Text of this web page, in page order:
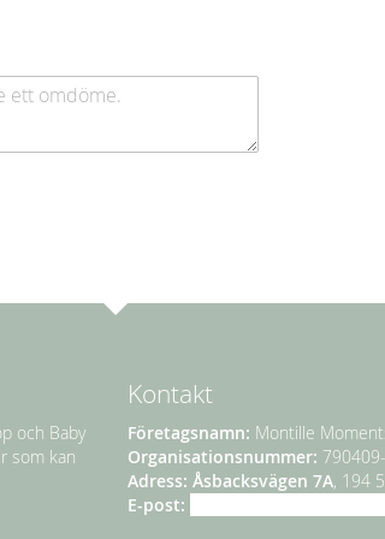
och Baby
som kan
Kontakt
Företagsnamn: Montille
Organisationsnummer:
Adress: Åsbacksvägen 7A, 194
E-post: